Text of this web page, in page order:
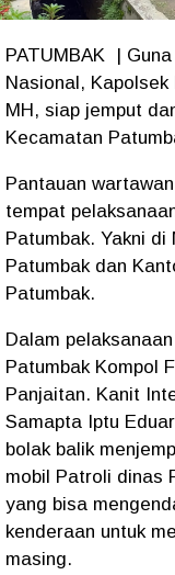
PATUMBAK |
Nasional,
MH, siap jemput
Kecamatan
Pantauan
tempat
Patumbak. Yakni
Patumbak dan
Patumbak.
Dalam
Patumbak Kompol
Panjaitan. Kanit
Samapta Iptu
bolak balik
mobil Patroli dinas
yang bisa
kenderaan untuk
masing.